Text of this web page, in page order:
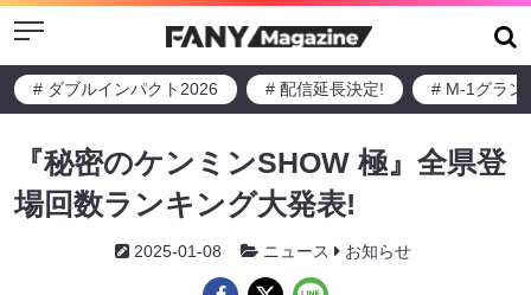
Menu
# ダブルインパクト2026 # 配信延長決定! # M-1グラン
『秘密のケンミンSHOW 極』全県登
場回数ランキング大発表!
2025-01-08 ニュース お知らせ